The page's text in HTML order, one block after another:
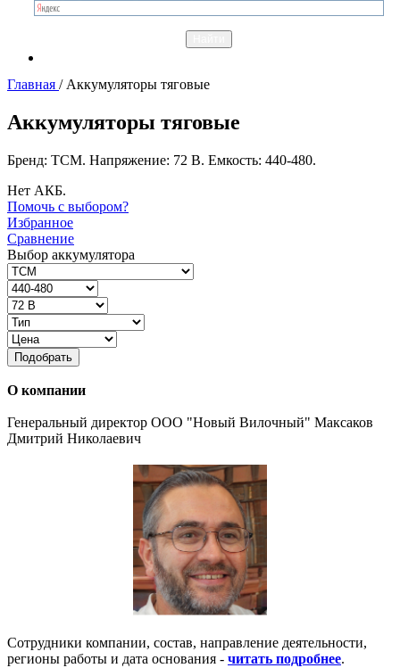
Главная / Аккумуляторы тяговые
Аккумуляторы тяговые
Бренд: TCM. Напряжение: 72 В. Емкость: 440-480.
Нет АКБ.
Помочь с выбором?
Избранное
Сравнение
Выбор аккумулятора
Подобрать
О компании
Генеральный директор ООО "Новый Вилочный" Максаков
Дмитрий Николаевич
Сотрудники компании, состав, направление деятельности,
регионы работы и дата основания - читать подробнее.